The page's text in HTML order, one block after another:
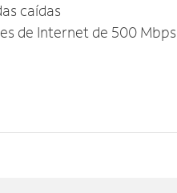
caídas
de Internet de 500 Mbps